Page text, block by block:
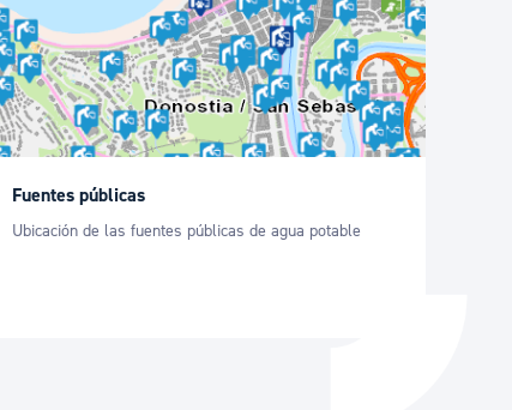
Ayuda a la tramitación
Fuentes públicas
Ubicación de las fuentes públicas de agua potable